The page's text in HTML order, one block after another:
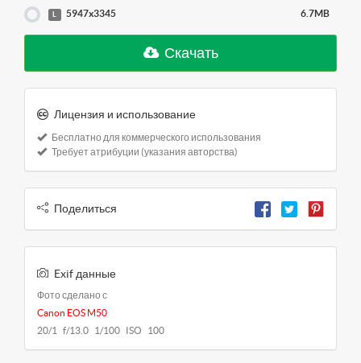
5947x3345 6.7MB
Скачать
Лицензия и использование
Бесплатно для коммерческого использования
Требует атрибуции (указания авторства)
Поделиться
Exif данные
Фото сделано с
Canon EOS M50
20/1 f/13.0 1/100 ISO 100